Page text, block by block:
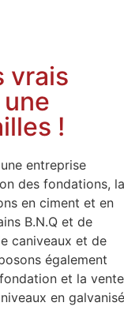
vrais
!
entreprise
des fondations, la
en ciment et en
B.N.Q et de
caniveaux et de
également
et la vente
en galvanisé